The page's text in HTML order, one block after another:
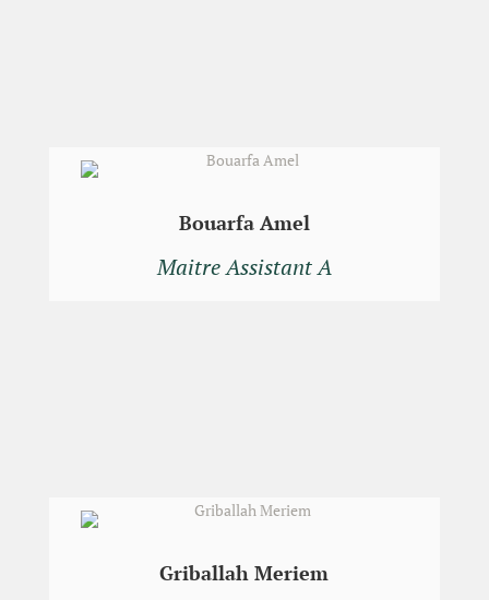
Bouarfa Amel
Maitre Assistant A
Griballah Meriem